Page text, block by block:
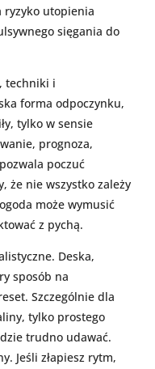
ryzyko utopienia
sięgania do
techniki i
forma odpoczynku,
tylko w sensie
prognoza,
poczuć
że nie wszystko zależy
może wymusić
z pychą.
Deska,
sposób na
Szczególnie dla
tylko prostego
trudno udawać.
Jeśli złapiesz rytm,